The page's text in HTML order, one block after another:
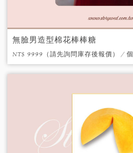
無臉男造型棉花棒棒糖
NT$ 9999（請先詢問庫存後報價） / 個